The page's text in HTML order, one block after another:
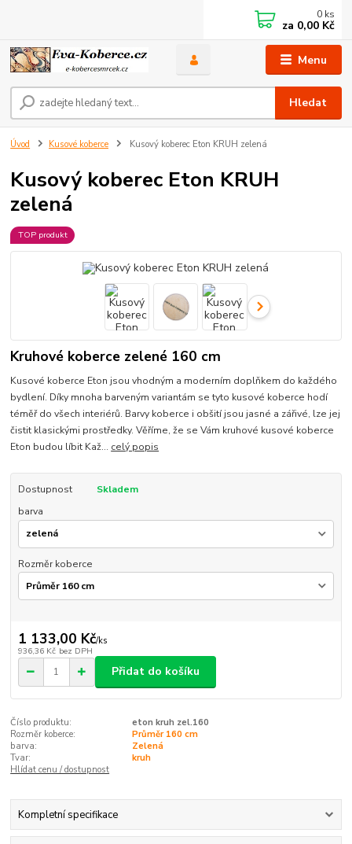
Menu
Hledat
0 ks
za 0,00 Kč
Úvod Kusové koberce Kusový koberec Eton KRUH zelená
Kusový koberec Eton KRUH
zelená
TOP produkt
Kruhové koberce zelené 160 cm
Kusové koberce Eton jsou vhodným a moderním doplňkem do každého
bydlení. Díky mnoha barveným variantám se tyto kusové koberce hodí
téměř do všech interiérů. Barvy koberce i obšití jsou jasné a zářivé, lze jej
čistit klasickými prostředky. Věříme, že se Vám kruhové kusové koberce
Eton budou líbit Kaž... celý popis
Dostupnost
Skladem
barva
Rozměr koberce
1 133,00 Kč/ks
936,36 Kč bez DPH
Přidat do košíku
Číslo produktu:
eton kruh zel.160
Rozměr koberce:
Průměr 160 cm
barva:
Zelená
Tvar:
kruh
Hlídat cenu / dostupnost
Kompletní specifikace